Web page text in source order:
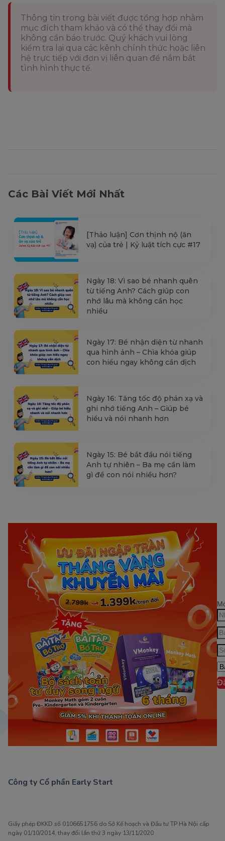
Thông tin trong bài viết được tổng hợp nhằm
mục đích tham khảo và có thể thay đổi mà
không cần báo trước. Quý khách vui lòng
kiểm tra lại qua các kênh chính thức hoặc liên
hệ trực tiếp với đơn vị liên quan để nắm bắt
tình hình thực tế.
Các Bài Viết Mới Nhất
[Thảo luận] Cơn thịnh nộ (ăn
vạ) của trẻ | Kỷ luật tích cực #17
Ngày 18: Vì sao bé nhanh quên
từ tiếng Anh? Cách giúp con
nhớ lâu mà không cần học
nhiều
Ngày 17: Bé nhận diện từ nhanh
qua hình ảnh – Chìa khóa giúp
con hiểu ngay không cần dịch
Ngày 16: Tăng tốc độ phản xạ và
ghi nhớ tiếng Anh – Giúp bé
hiểu và nói nhanh hơn
Ngày 15: Bé bắt đầu nói tiếng
Anh tự nhiên – Ba mẹ cần làm
gì để con nói nhiều hơn?
Công ty Cổ phần Early Start
Giấy phép ĐKKD số 0106651756 do Sở Kế hoạch và Đầu tư TP Hà Nội cấp
ngày 01/10/2014, thay đổi lần thứ 3 ngày 13/11/2020